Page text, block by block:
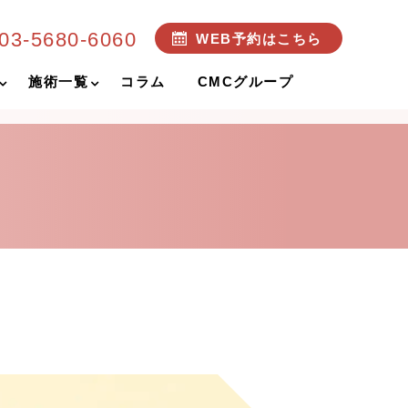
5680-6060 WEB予約はこちら
施術一覧 コラム CMCグループ